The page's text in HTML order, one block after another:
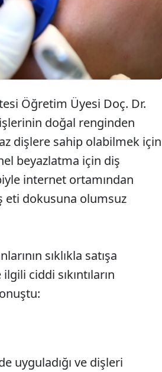
Öğretim Üyesi Doç. Dr.
doğal renginden
dişlere sahip olabilmek için
beyazlatma için diş
internet ortamından
eti dokusuna olumsuz
sıklıkla satışa
ciddi sıkıntıların
uyguladığı ve dişleri